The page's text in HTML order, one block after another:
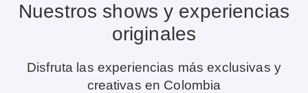
Nuestros shows y experiencias
originales
Disfruta las experiencias más exclusivas y
creativas en Colombia